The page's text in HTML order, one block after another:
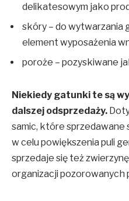
delikatesowym jako
skóry – do wytwarzania
element wyposażenia
poroże – pozyskiwane
Niekiedy gatunki te są
dalszej odsprzedaży.
samic, które sprzedawane
w celu powiększenia puli
sprzedaje się też
organizacji pozorowanych